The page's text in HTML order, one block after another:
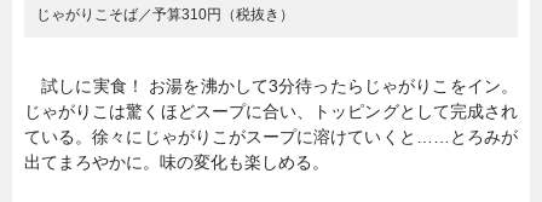
じゃがりこそば／予算310円（税抜き）
試しに実食！ お湯を沸かして3分待ったらじゃがりこをイン。
じゃがりこは驚くほどスープに合い、トッピングとして完成され
ている。徐々にじゃがりこがスープに溶けていくと……とろみが
出てまろやかに。味の変化も楽しめる。